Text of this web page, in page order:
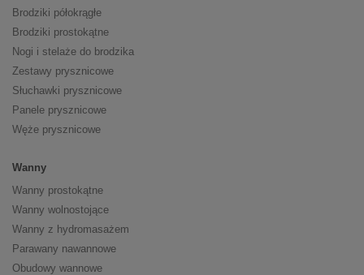
Brodziki półokrągłe
Brodziki prostokątne
Nogi i stelaże do brodzika
Zestawy prysznicowe
Słuchawki prysznicowe
Panele prysznicowe
Węże prysznicowe
Wanny
Wanny prostokątne
Wanny wolnostojące
Wanny z hydromasażem
Parawany nawannowe
Obudowy wannowe